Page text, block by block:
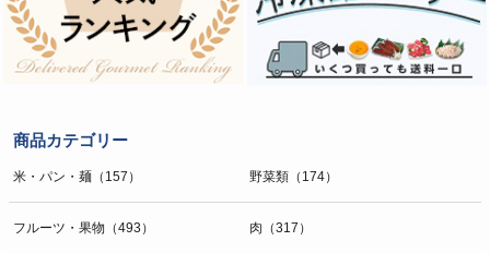
商品カテゴリー
米・パン・麺（157） 野菜類（174）
フルーツ・果物（493） 肉（317）